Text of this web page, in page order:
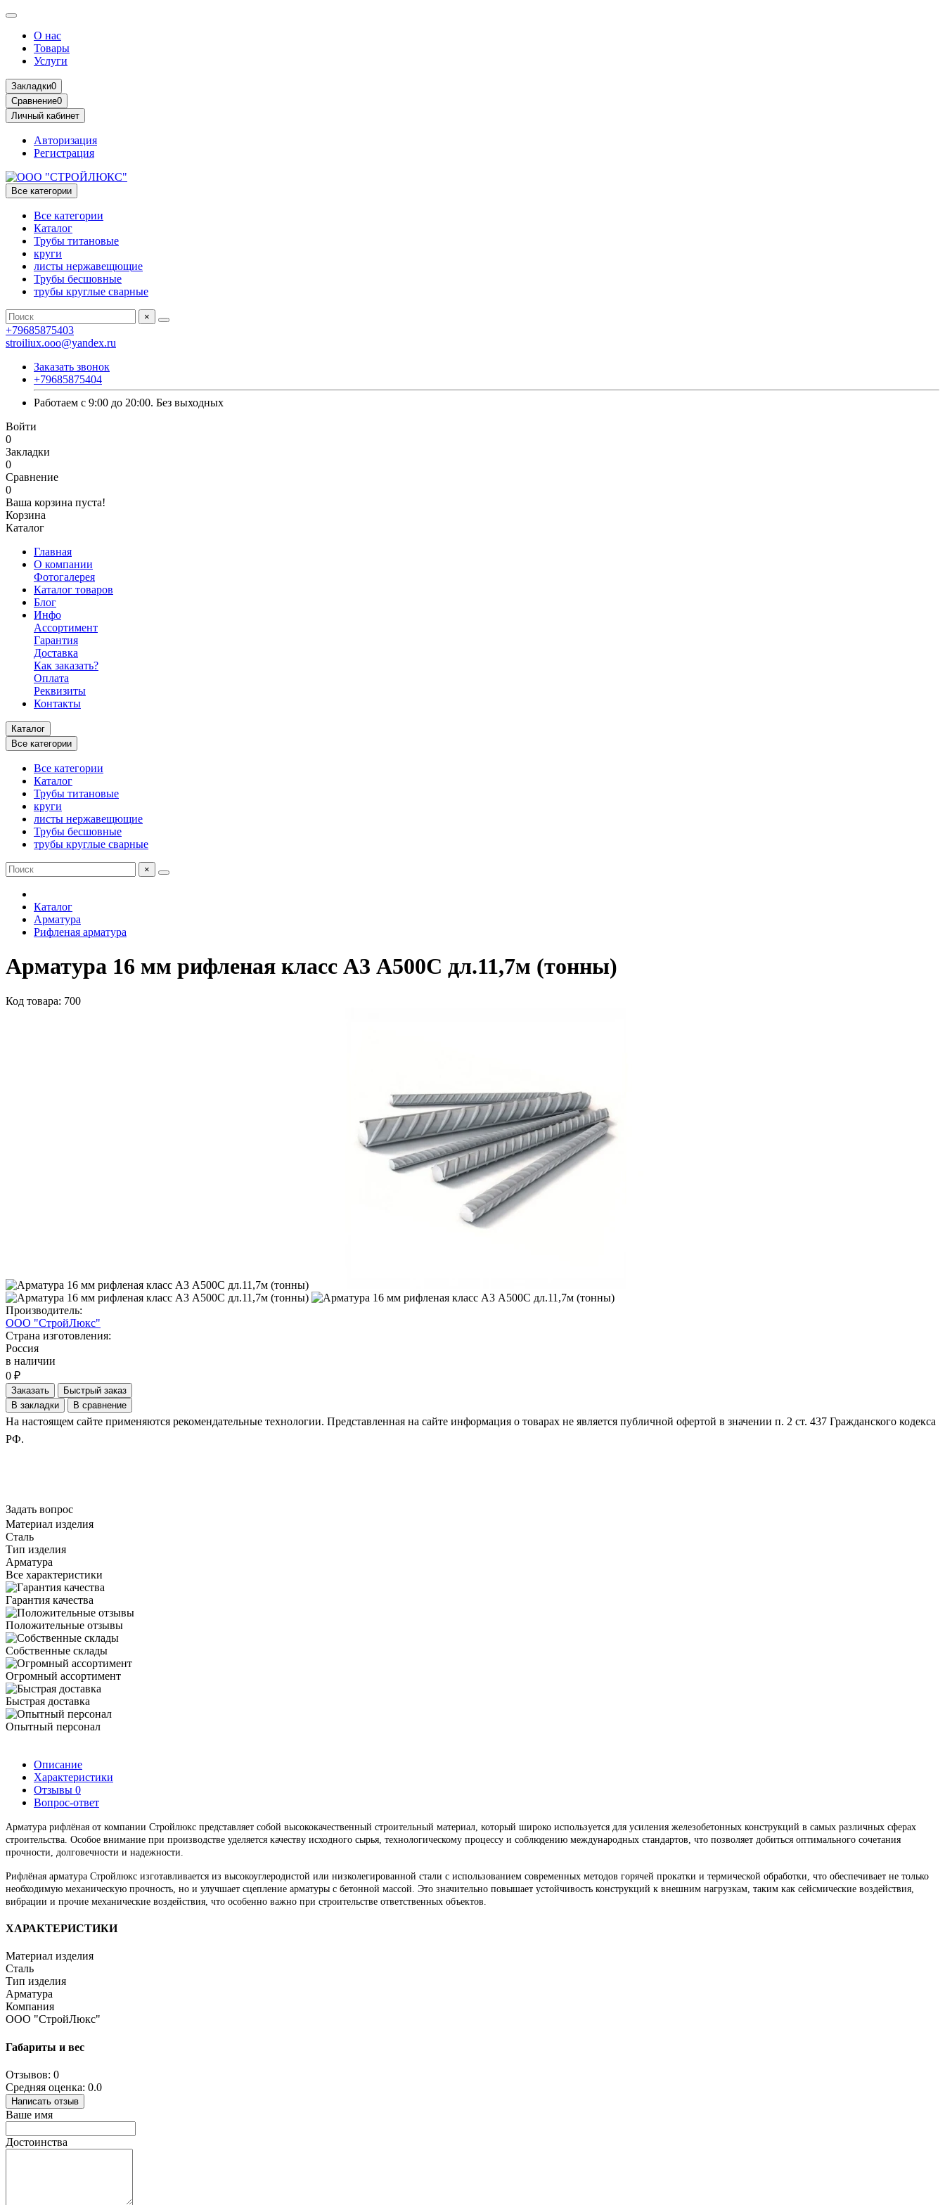
О нас
Товары
Услуги
Закладки0
Сравнение0
Личный кабинет
Авторизация
Регистрация
Все категории
Все категории
Каталог
Трубы титановые
круги
листы нержавещющие
Трубы бесшовные
трубы круглые сварные
×
+79685875403
stroiliux.ooo@yandex.ru
Заказать звонок
+79685875404
Работаем с 9:00 до 20:00. Без выходных
Войти
0
Закладки
0
Сравнение
0
Ваша корзина пуста!
Корзина
Каталог
Главная
О компании
Фотогалерея
Каталог товаров
Блог
Инфо
Ассортимент
Гарантия
Доставка
Как заказать?
Оплата
Реквизиты
Контакты
Каталог
Все категории
Все категории
Каталог
Трубы титановые
круги
листы нержавещющие
Трубы бесшовные
трубы круглые сварные
×
Каталог
Арматура
Рифленая арматура
Арматура 16 мм рифленая класс А3 А500С дл.11,7м (тонны)
Код товара: 700
Производитель:
ООО "СтройЛюкс"
Страна изготовления:
Россия
в наличии
0 ₽
Заказать
Быстрый заказ
В закладки
В сравнение
На настоящем сайте применяются рекомендательные технологии. Представленная на сайте информация о товарах не является публичной офертой в значении п. 2 ст. 437 Гражданского кодекса
РФ.
Задать вопрос
Материал изделия
Сталь
Тип изделия
Арматура
Все характеристики
Гарантия качества
Положительные отзывы
Собственные склады
Огромный ассортимент
Быстрая доставка
Опытный персонал
Описание
Характеристики
Отзывы 0
Вопрос-ответ
Арматура рифлёная от компании Стройлюкс представляет собой высококачественный строительный материал, который широко используется для усиления железобетонных конструкций в самых различных сферах
строительства. Особое внимание при производстве уделяется качеству исходного сырья, технологическому процессу и соблюдению международных стандартов, что позволяет добиться оптимального сочетания
прочности, долговечности и надежности.
Рифлёная арматура Стройлюкс изготавливается из высокоуглеродистой или низколегированной стали с использованием современных методов горячей прокатки и термической обработки, что обеспечивает не только
необходимую механическую прочность, но и улучшает сцепление арматуры с бетонной массой. Это значительно повышает устойчивость конструкций к внешним нагрузкам, таким как сейсмические воздействия,
вибрации и прочие механические воздействия, что особенно важно при строительстве ответственных объектов.
ХАРАКТЕРИСТИКИ
Материал изделия
Сталь
Тип изделия
Арматура
Компания
ООО "СтройЛюкс"
Габариты и вес
Отзывов: 0
Средняя оценка: 0.0
Написать отзыв
Ваше имя
Достоинства